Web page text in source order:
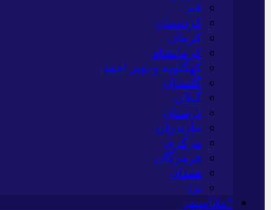
قم
کردستان
کرمان
کرمانشاه
کهگلویه و بویر احمد
گلستان
گیلان
لرستان
مازندران
مرکزی
هرمزگان
همدان
یزد
*ماناسپهر